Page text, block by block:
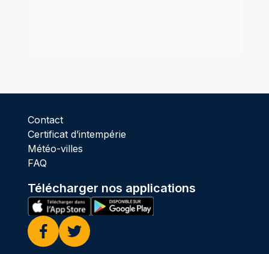
Contact
Certificat d’intempérie
Météo-villes
FAQ
Télécharger nos applications
Facebook
Twitter